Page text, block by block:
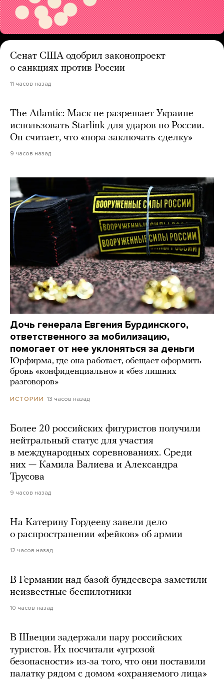
Сенат США одобрил законопроект
о санкциях против России
11 часов назад
The Atlantic: Маск не разрешает Украине
использовать Starlink для ударов по России.
Он считает, что «пора заключать сделку»
9 часов назад
Дочь генерала Евгения Бурдинского,
ответственного за мобилизацию,
помогает от нее уклоняться за деньги
Юрфирма, где она работает, обещает оформить
бронь «конфиденциально» и «без лишних
разговоров»
ИСТОРИИ 13 часов назад
Более 20 российских фигуристов получили
нейтральный статус для участия
в международных соревнованиях. Среди
них — Камила Валиева и Александра
Трусова
9 часов назад
На Катерину Гордееву завели дело
о распространении «фейков» об армии
12 часов назад
В Германии над базой бундесвера заметили
неизвестные беспилотники
10 часов назад
В Швеции задержали пару российских
туристов. Их посчитали «угрозой
безопасности» из-за того, что они поставили
палатку рядом с домом «охраняемого лица»